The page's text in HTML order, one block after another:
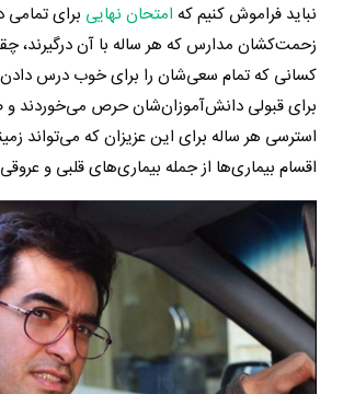
نباید فراموش کنیم که امتحان نهایی برای تمامی
زحمت‌کشان مدارس که هر ساله با آن
کسانی که تمام سعی‌شان را برای خوب درس
برای قبولی دانش‌آموزان‌شان حرص می‌خوردند و
استرسی هر ساله برای این عزیزان که می‌تواند
اقسام بیماری‌ها از جمله بیماری‌های قلبی و